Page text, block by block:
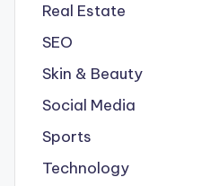
Real Estate
SEO
Skin & Beauty
Social Media
Sports
Technology